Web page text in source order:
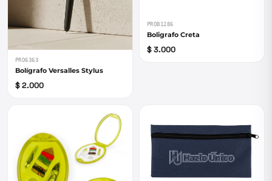
PRO6363
Bolígrafo Versalles Stylus
$ 2.000
PROB1286
Boligrafo Creta
$ 3.000